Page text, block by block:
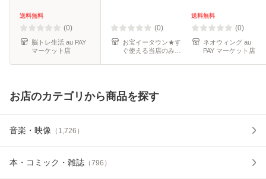
送料無料
(0)
脳トレ生活 au PAY
マーケット店
(0)
お宝イータウン★す
ぐ使える当店のみの
送料無料
(0)
ネオウィング au
PAY マーケット店
お店のカテゴリから商品を探す
音楽・映像 （ 1,726 ）
本・コミック・雑誌 （796 ）